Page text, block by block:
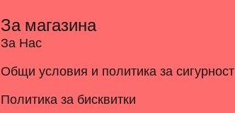
За магазина
За Нас
Общи условия и политика за сигурност
Политика за бисквитки